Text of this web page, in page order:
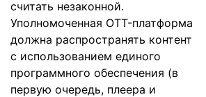
считать незаконной.
Уполномоченная OTT-платформа
должна распространять контент
с использованием единого
программного обеспечения (в
первую очередь, плеера и